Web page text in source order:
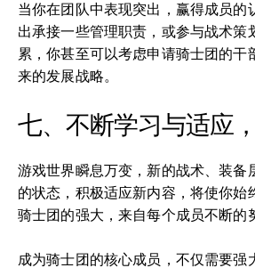
当你在团队中表现突出，赢得成员的
出承接一些管理职责，或参与战术策
累，你甚至可以考虑申请骑士团的干
来的发展战略。
七、不断学习与适应
游戏世界瞬息万变，新的战术、装备
的状态，积极适应新内容，将使你始
骑士团的强大，来自每个成员不断的
成为骑士团的核心成员，不仅需要强